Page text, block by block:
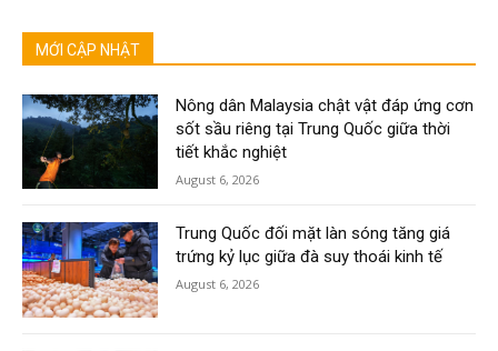
MỚI CẬP NHẬT
Nông dân Malaysia chật vật đáp ứng cơn
sốt sầu riêng tại Trung Quốc giữa thời
tiết khắc nghiệt
August 6, 2026
Trung Quốc đối mặt làn sóng tăng giá
trứng kỷ lục giữa đà suy thoái kinh tế
August 6, 2026